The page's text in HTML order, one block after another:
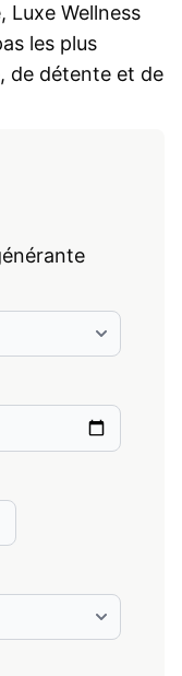
Luxe Wellness
les plus
de détente et de